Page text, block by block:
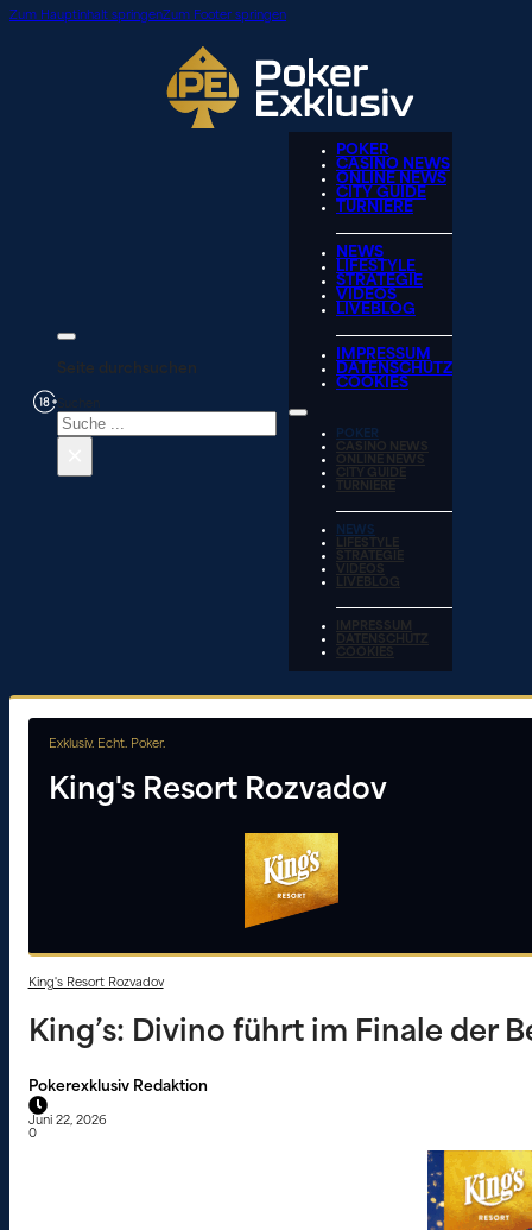
Zum Hauptinhalt springenZum Footer springen
Seite durchsuchen
POKER
CASINO NEWS
ONLINE NEWS
CITY GUIDE
TURNIERE
NEWS
LIFESTYLE
STRATEGIE
VIDEOS
LIVEBLOG
IMPRESSUM
DATENSCHUTZ
COOKIES
POKER
CASINO NEWS
ONLINE NEWS
CITY GUIDE
TURNIERE
NEWS
LIFESTYLE
STRATEGIE
VIDEOS
LIVEBLOG
IMPRESSUM
DATENSCHUTZ
COOKIES
Exklusiv. Echt. Poker.
King's Resort Rozvadov
King's Resort Rozvadov
King’s: Divino führt im Finale der
Pokerexklusiv Redaktion
Juni 22, 2026
0